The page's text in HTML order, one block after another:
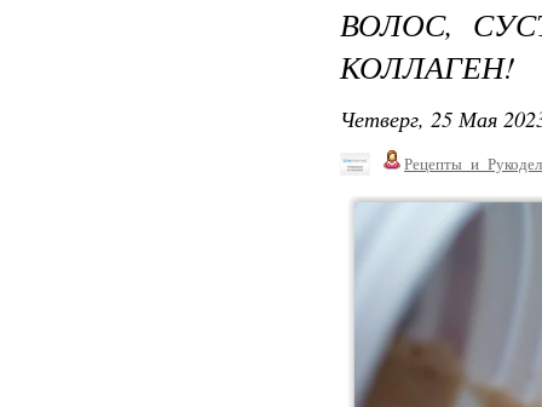
ВОЛОС,
КОЛЛАГЕН!
Четверг, 25 Мая